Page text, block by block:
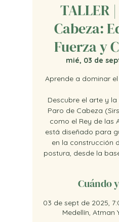
TALLER
Cabeza:
Fuerza y
mié, 03 de
Aprende a dominar
Descubre el arte y
Paro de Cabeza
como el Rey de las
está diseñado para
en la construcción
postura, desde la
Cuándo
03 de sept de 2025,
Medellín, Atman